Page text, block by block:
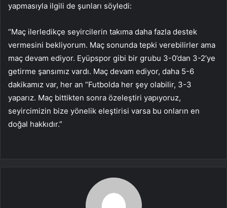
yapmasıyla ilgili de şunları söyledi:
“Maç ilerledikçe seyircilerin takıma daha fazla destek
vermesini bekliyorum. Maç sonunda tepki verebilirler ama
maç devam ediyor. Eyüpspor gibi bir grubu 3-0’dan 3-2’ye
getirme şansımız vardı. Maç devam ediyor, daha 5-6
dakikamız var, her an “Futbolda her şey olabilir, 3-3
yaparız. Maç bittikten sonra özeleştiri yapıyoruz,
seyircimizin bize yönelik eleştirisi varsa bu onların en
doğal hakkıdır.”